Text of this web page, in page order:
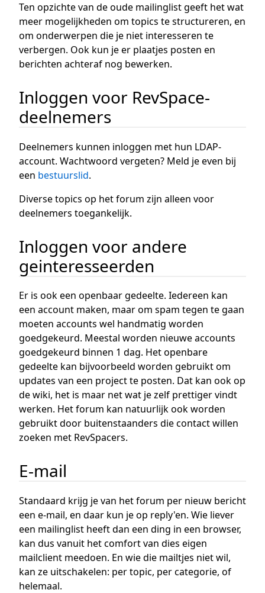
Ten opzichte van de oude mailinglist geeft het wat
meer mogelijkheden om topics te structureren, en
om onderwerpen die je niet interesseren te
verbergen. Ook kun je er plaatjes posten en
berichten achteraf nog bewerken.
Inloggen voor RevSpace-
deelnemers
Deelnemers kunnen inloggen met hun LDAP-
account. Wachtwoord vergeten? Meld je even bij
een bestuurslid.
Diverse topics op het forum zijn alleen voor
deelnemers toegankelijk.
Inloggen voor andere
geinteresseerden
Er is ook een openbaar gedeelte. Iedereen kan
een account maken, maar om spam tegen te gaan
moeten accounts wel handmatig worden
goedgekeurd. Meestal worden nieuwe accounts
goedgekeurd binnen 1 dag. Het openbare
gedeelte kan bijvoorbeeld worden gebruikt om
updates van een project te posten. Dat kan ook op
de wiki, het is maar net wat je zelf prettiger vindt
werken. Het forum kan natuurlijk ook worden
gebruikt door buitenstaanders die contact willen
zoeken met RevSpacers.
E-mail
Standaard krijg je van het forum per nieuw bericht
een e-mail, en daar kun je op reply'en. Wie liever
een mailinglist heeft dan een ding in een browser,
kan dus vanuit het comfort van dies eigen
mailclient meedoen. En wie die mailtjes niet wil,
kan ze uitschakelen: per topic, per categorie, of
helemaal.